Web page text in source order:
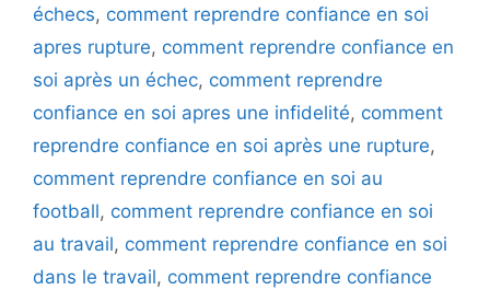
échecs, comment reprendre confiance en soi
apres rupture, comment reprendre confiance en
soi après un échec, comment reprendre
confiance en soi apres une infidelité, comment
reprendre confiance en soi après une rupture,
comment reprendre confiance en soi au
football, comment reprendre confiance en soi
au travail, comment reprendre confiance en soi
dans le travail, comment reprendre confiance